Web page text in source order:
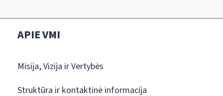
APIE VMI
Misija, Vizija ir Vertybės
Struktūra ir kontaktinė informacija